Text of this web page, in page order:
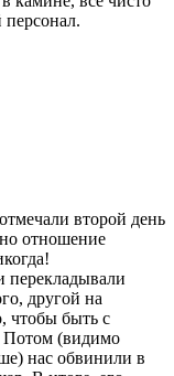
второй день
отношение
перекладывали
другой на
чтобы быть с
Потом (видимо
нас обвинили в